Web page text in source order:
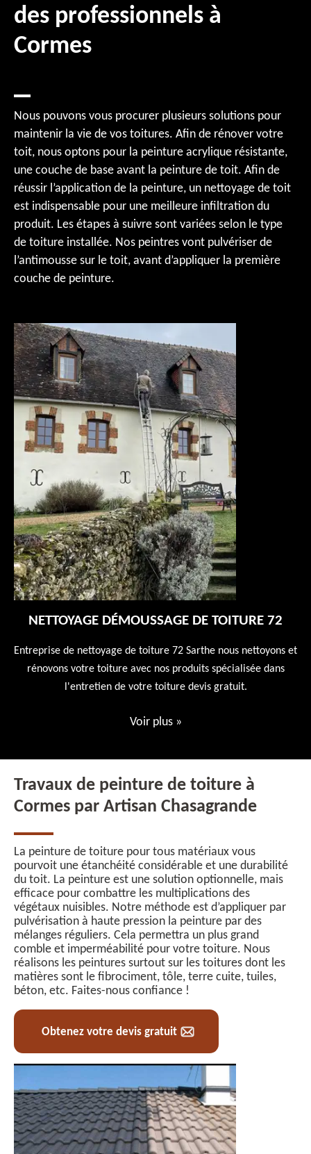
des professionnels à
Cormes
Nous pouvons vous procurer plusieurs solutions pour
maintenir la vie de vos toitures. Afin de rénover votre
toit, nous optons pour la peinture acrylique résistante,
une couche de base avant la peinture de toit. Afin de
réussir l’application de la peinture, un nettoyage de toit
est indispensable pour une meilleure infiltration du
produit. Les étapes à suivre sont variées selon le type
de toiture installée. Nos peintres vont pulvériser de
l’antimousse sur le toit, avant d’appliquer la première
couche de peinture.
NETTOYAGE DÉMOUSSAGE DE TOITURE 72
Entreprise de nettoyage de toiture 72 Sarthe nous nettoyons et
rénovons votre toiture avec nos produits spécialisée dans
l'entretien de votre toiture devis gratuit.
Voir plus »
Travaux de peinture de toiture à
Cormes par Artisan Chasagrande
La peinture de toiture pour tous matériaux vous
pourvoit une étanchéité considérable et une durabilité
du toit. La peinture est une solution optionnelle, mais
efficace pour combattre les multiplications des
végétaux nuisibles. Notre méthode est d’appliquer par
pulvérisation à haute pression la peinture par des
mélanges réguliers. Cela permettra un plus grand
comble et imperméabilité pour votre toiture. Nous
réalisons les peintures surtout sur les toitures dont les
matières sont le fibrociment, tôle, terre cuite, tuiles,
béton, etc. Faites-nous confiance !
Obtenez votre devis gratuit